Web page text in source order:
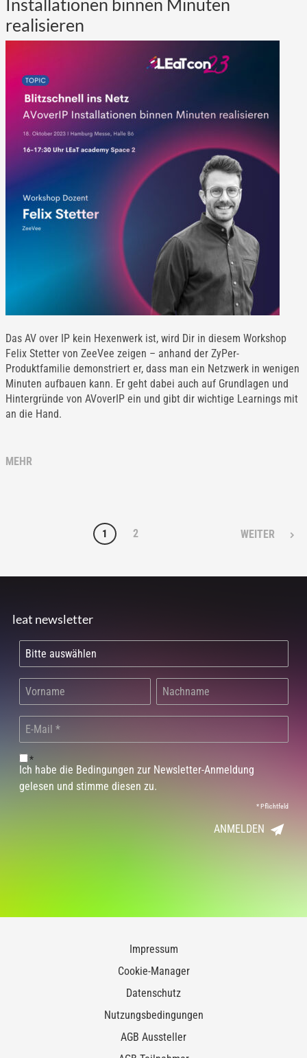
Installationen binnen Minuten
realisieren
Das AV over IP kein Hexenwerk ist, wird Dir in diesem Workshop
Felix Stetter von ZeeVee zeigen – anhand der ZyPer-
Produktfamilie demonstriert er, dass man ein Netzwerk in wenigen
Minuten aufbauen kann. Er geht dabei auch auf Grundlagen und
Hintergründe von AVoverIP ein und gibt dir wichtige Learnings mit
an die Hand.
MEHR
1 2 WEITER
leat newsletter
*
Ich habe die Bedingungen zur Newsletter-Anmeldung
gelesen und stimme diesen zu.
*Pflichtfeld
ANMELDEN
Impressum
Cookie-Manager
Datenschutz
Nutzungsbedingungen
AGB Aussteller